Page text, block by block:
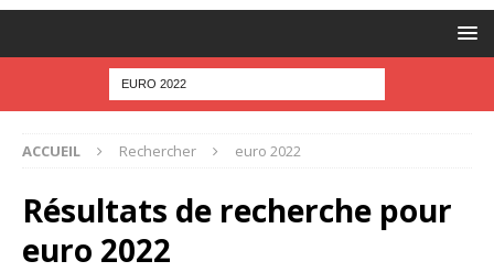
ACCUEIL Rechercher euro 2022
Résultats de recherche pour
euro 2022